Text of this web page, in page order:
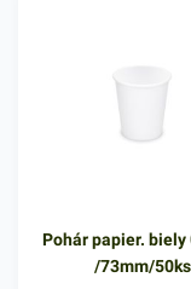
Pohár papier. biely
/73mm/50ks